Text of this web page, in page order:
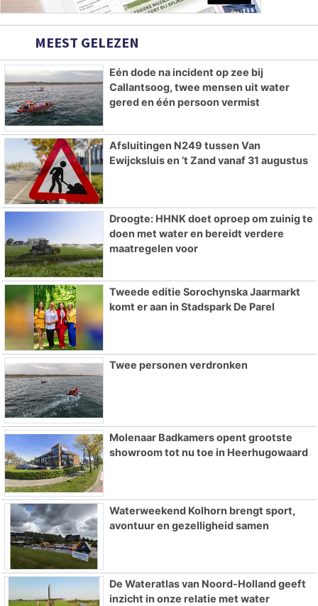
MEEST GELEZEN
Eén dode na incident op zee bij
Callantsoog, twee mensen uit water
gered en één persoon vermist
Afsluitingen N249 tussen Van
Ewijcksluis en ’t Zand vanaf 31 augustus
Droogte: HHNK doet oproep om zuinig te
doen met water en bereidt verdere
maatregelen voor
Tweede editie Sorochynska Jaarmarkt
komt er aan in Stadspark De Parel
Twee personen verdronken
Molenaar Badkamers opent grootste
showroom tot nu toe in Heerhugowaard
Waterweekend Kolhorn brengt sport,
avontuur en gezelligheid samen
De Wateratlas van Noord-Holland geeft
inzicht in onze relatie met water